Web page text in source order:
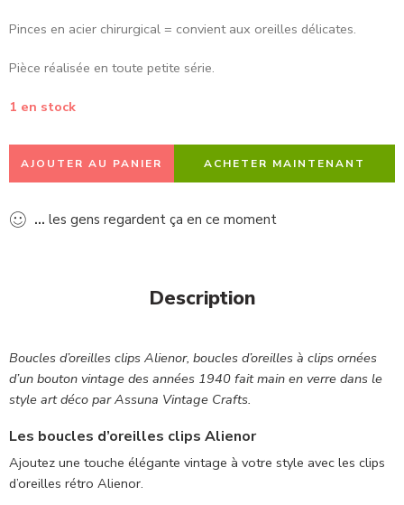
Pinces en acier chirurgical = convient aux oreilles délicates.
Pièce réalisée en toute petite série.
1 en stock
AJOUTER AU PANIER ACHETER MAINTENANT
... les gens regardent ça en ce moment
Description
Boucles d’oreilles clips Alienor, boucles d’oreilles à clips ornées
d’un bouton vintage des années 1940 fait main en verre dans le
style art déco par Assuna Vintage Crafts.
Les boucles d’oreilles clips Alienor
Ajoutez une touche élégante vintage à votre style avec les clips
d’oreilles rétro Alienor.